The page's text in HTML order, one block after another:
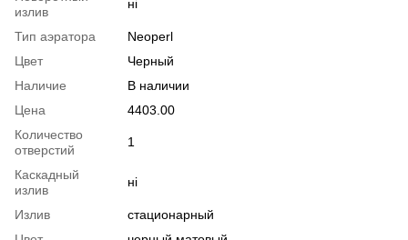
излив
ні
Тип аэратора
Neoperl
Цвет
Черный
Наличие
В наличии
Цена
4403.00
Количество
отверстий
1
Каскадный
излив
ні
Излив
стационарный